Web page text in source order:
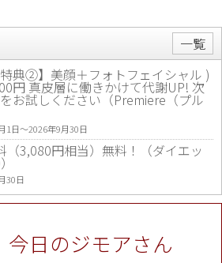
一覧
特典②】美顔＋フォトフェイシャル )
円 真皮層に働きかけて代謝UP! 次
お試しください（Premiere（プル
1日〜2026年9月30日
（3,080円相当）無料！（ダイエッ
30日
モア見た」で更に買い取り金額 U
新品商品は除く（大黒屋 高田馬場
30日
今日のジモアさん